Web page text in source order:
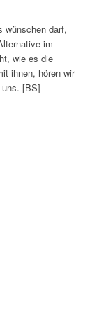
wünschen darf,
im
wie es die
ihnen, hören wir
[BS]